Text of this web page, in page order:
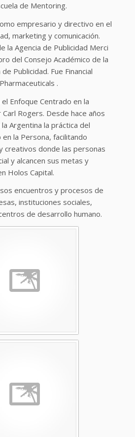
de Mentoring.
empresario y directivo en el
marketing y comunicación.
la Agencia de Publicidad Merci
del Consejo Académico de la
Publicidad. Fue Financial
.
Enfoque Centrado en la
Rogers. Desde hace años
Argentina la práctica del
la Persona, facilitando
creativos donde las personas
y alcancen sus metas y
Holos Capital.
encuentros y procesos de
instituciones sociales,
de desarrollo humano.